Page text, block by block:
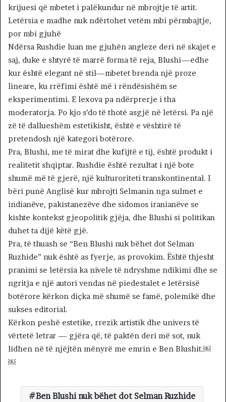
krijuesi që mbetet i palëkundur në mbrojtje të artit.
Letërsia e madhe nuk ndërtohet vetëm mbi përmbajtje,
por mbi gjuhë
Ndërsa Rushdie luan me gjuhën angleze deri në skajet e
saj, duke e shtyrë të marrë forma të reja, Blushi—edhe
kur është elegant në stil—mbetet brenda një proze
lineare, ku rrëfimi është më i rëndësishëm se
eksperimentimi. E lexova pa ndërprerje i tha
moderatorja. Po kjo s’do të thotë asgjë në letërsi. Pa një
zë të dallueshëm estetikisht, është e vështirë të
pretendosh një kategori botërore.
Pra, Blushi, me të mirat dhe kufijtë e tij, është produkt i
realitetit shqiptar. Rushdie është rezultat i një bote
shumë më të gjerë, një kulturoriteti transkontinental. I
bëri punë Anglisë kur mbrojti Selmanin nga sulmet e
indianëve, pakistanezëve dhe sidomos iranianëve se
kishte kontekst gjeopolitik gjëja, dhe Blushi si politikan
duhet ta dijë këtë gjë.
Pra, të thuash se “Ben Blushi nuk bëhet dot Selman
Ruzhide” nuk është as fyerje, as provokim. Është thjesht
pranimi se letërsia ka nivele të ndryshme ndikimi dhe se
ngritja e një autori vendas në piedestalet e letërsisë
botërore kërkon diçka më shumë se famë, polemikë dhe
sukses editorial.
Kërkon peshë estetike, rrezik artistik dhe univers të
vërtetë letrar — gjëra që, të paktën deri më sot, nuk
lidhen në të njëjtën mënyrë me emrin e Ben Blushit.￼
￼
Ben Blushi nuk bëhet dot Selman Ruzhide